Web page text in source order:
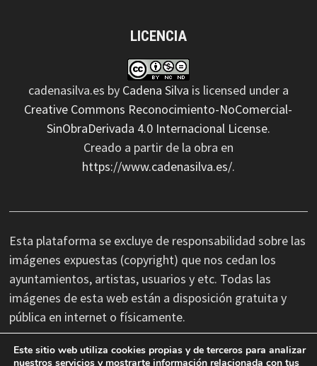
LICENCIA
cadenasilva.es by Cadena Silva is licensed under a
Creative Commons Reconocimiento-NoComercial-
SinObraDerivada 4.0 Internacional License.
Creado a partir de la obra en
https://www.cadenasilva.es/.
Esta plataforma se excluye de responsabilidad sobre las
imágenes expuestas (copyright) que nos cedan los
ayuntamientos, artistas, usuarios y etc. Todas las
imágenes de esta web están a disposición gratuita y
pública en internet o físicamente.
No nos hacemos responsables de las erratas
Este sitio web utiliza cookies propias y de terceros para analizar
nuestros servicios y mostrarte información relacionada con tus